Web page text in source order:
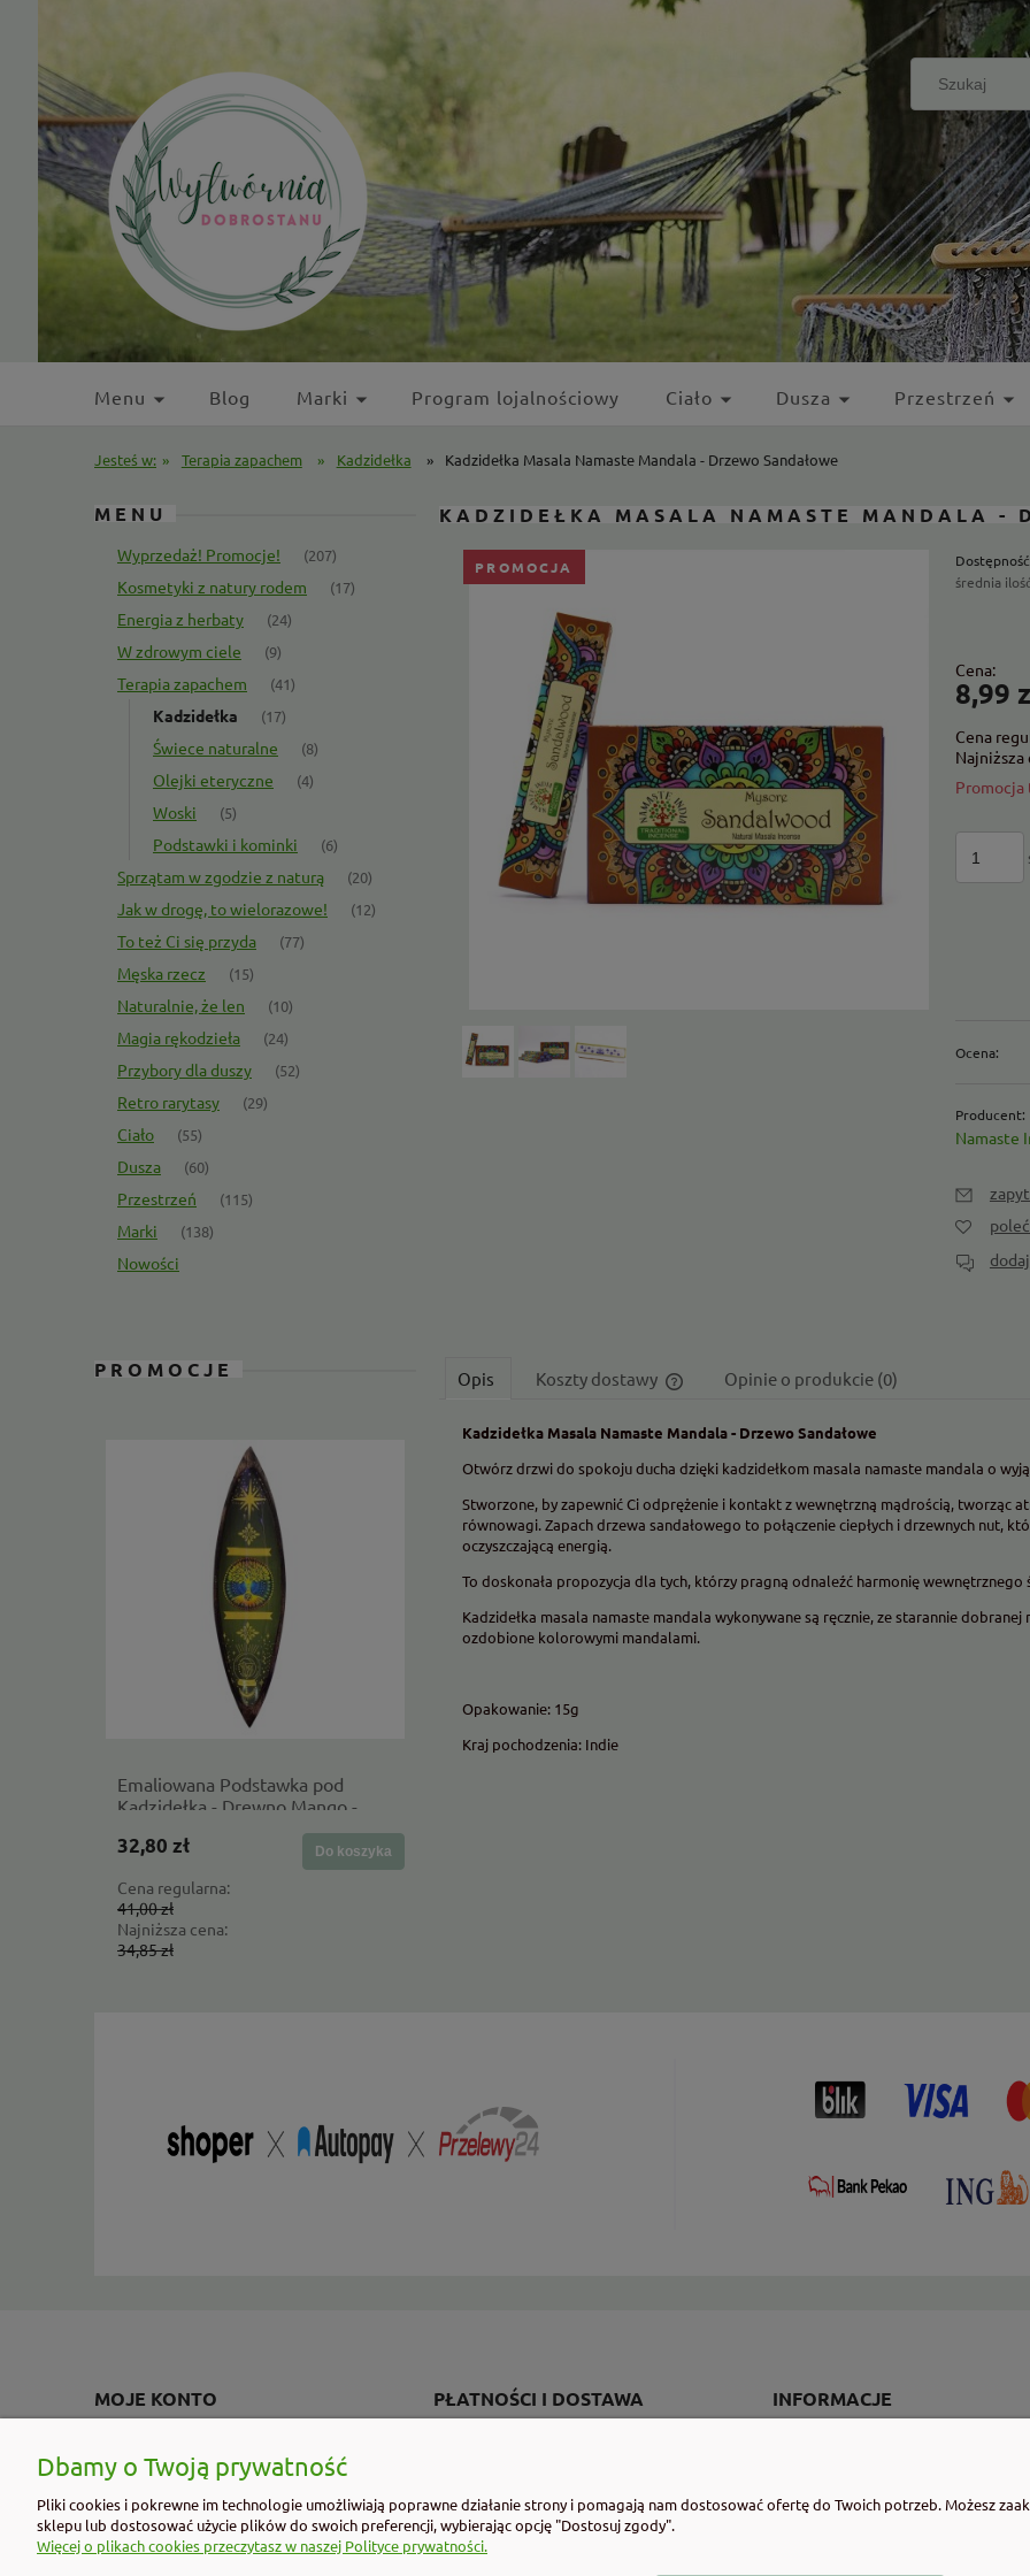
Menu Blog Marki Program lojalnościowy Ciało Dusza Przestrzeń
Kontakt
Jesteś w: » Terapia zapachem » Kadzidełka » Kadzidełka Masala Namaste Mandala - Drzewo Sandałowe
MENU
Wyprzedaż! Promocje! (207)
Kosmetyki z natury rodem (17)
Energia z herbaty (24)
W zdrowym ciele (9)
Terapia zapachem (41)
Kadzidełka (17)
Świece naturalne (8)
Olejki eteryczne (4)
Woski (5)
Podstawki i kominki (6)
Sprzątam w zgodzie z naturą (20)
Jak w drogę, to wielorazowe! (12)
To też Ci się przyda (77)
Męska rzecz (15)
Naturalnie, że len (10)
Magia rękodzieła (24)
Przybory dla duszy (52)
Retro rarytasy (29)
Ciało (55)
Dusza (60)
Przestrzeń (115)
Marki (138)
Nowości
PROMOCJE
Emaliowana Podstawka pod
Kadzidełka - Drewno Mango -
32,80 zł
Cena regularna:
41,00 zł
Najniższa cena:
34,85 zł
Do koszyka
KADZIDEŁKA MASALA NAMASTE MANDALA -
PROMOCJA
średnia ilość
Cena:
8,99
Cena
Najniższa
Promocja
Ocena:
Producent:
Namaste
Opis Koszty dostawy
Cena nie zawiera ewentualnych kosztów
płatności
Opinie o produkcie (0)
Kadzidełka Masala Namaste Mandala - Drzewo Sandałowe
Otwórz drzwi do spokoju ducha dzięki kadzidełkom masala namaste mandala o
Stworzone, by zapewnić Ci odprężenie i kontakt z wewnętrzną mądrością, tworząc
równowagi. Zapach drzewa sandałowego to połączenie ciepłych i drzewnych nut,
oczyszczającą energią.
To doskonała propozycja dla tych, którzy pragną odnaleźć harmonię wewnętrznego
Kadzidełka masala namaste mandala wykonywane są ręcznie, ze starannie
ozdobione kolorowymi mandalami.
Opakowanie: 15g
Kraj pochodzenia: Indie
MOJE KONTO
Ustawienia konta
Przechowalnia
PŁATNOŚCI I DOSTAWA
Czas realizacji zamówienia
INFORMACJE
Polityka prywatności
Dbamy o Twoją prywatność
Pliki cookies i pokrewne im technologie umożliwiają poprawne działanie strony i pomagają nam dostosować ofertę do Twoich potrzeb. Możesz
sklepu lub dostosować użycie plików do swoich preferencji, wybierając opcję "Dostosuj zgody".
Więcej o plikach cookies przeczytasz w naszej Polityce prywatności.